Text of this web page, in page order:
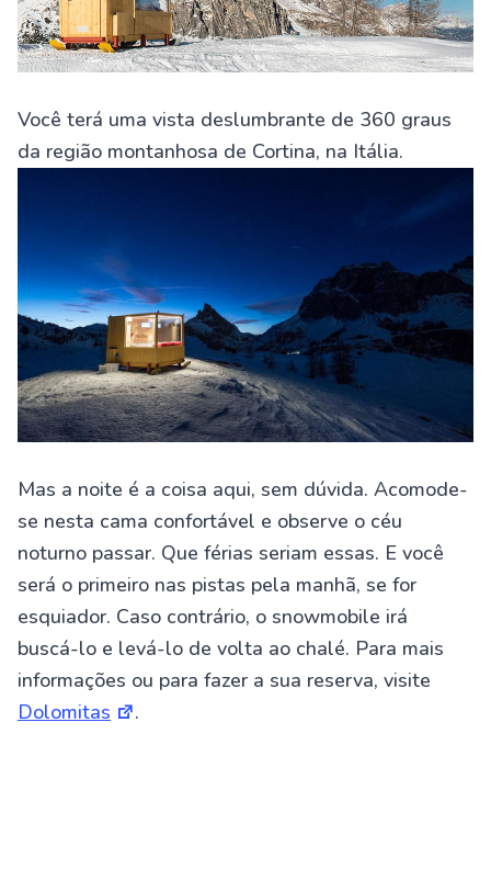
Você terá uma vista deslumbrante de 360 ​​graus
da região montanhosa de Cortina, na Itália.
Mas a noite é a coisa aqui, sem dúvida. Acomode-
se nesta cama confortável e observe o céu
noturno passar. Que férias seriam essas. E você
será o primeiro nas pistas pela manhã, se for
esquiador. Caso contrário, o snowmobile irá
buscá-lo e levá-lo de volta ao chalé. Para mais
informações ou para fazer a sua reserva, visite
Dolomitas
.